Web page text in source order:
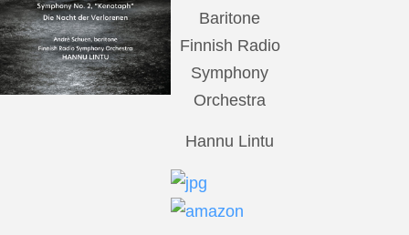
Baritone
Finnish Radio
Symphony
Orchestra
Hannu Lintu